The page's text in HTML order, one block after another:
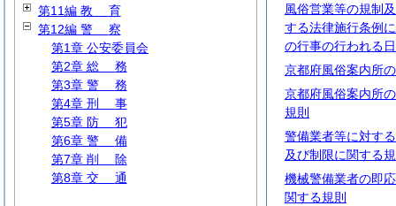
風俗営業等の規制
する法律施行条例
の行事の行われる
京都府風俗案内所
京都府風俗案内所
規則
警備業者等に対す
及び制限に関する
機械警備業者の即
関する規則
第11編 教 育
第12編 警 察
第1章 公安委員会
第2章 総 務
第3章 警 務
第4章 刑 事
第5章 防 犯
第6章 警 備
第7章 削 除
第8章 交 通